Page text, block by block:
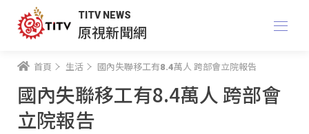
TITV NEWS
原視新聞網
首頁 生活 國內失聯移工有8.4萬人 跨部會立院報告
國內失聯移工有8.4萬人 跨部會
立院報告